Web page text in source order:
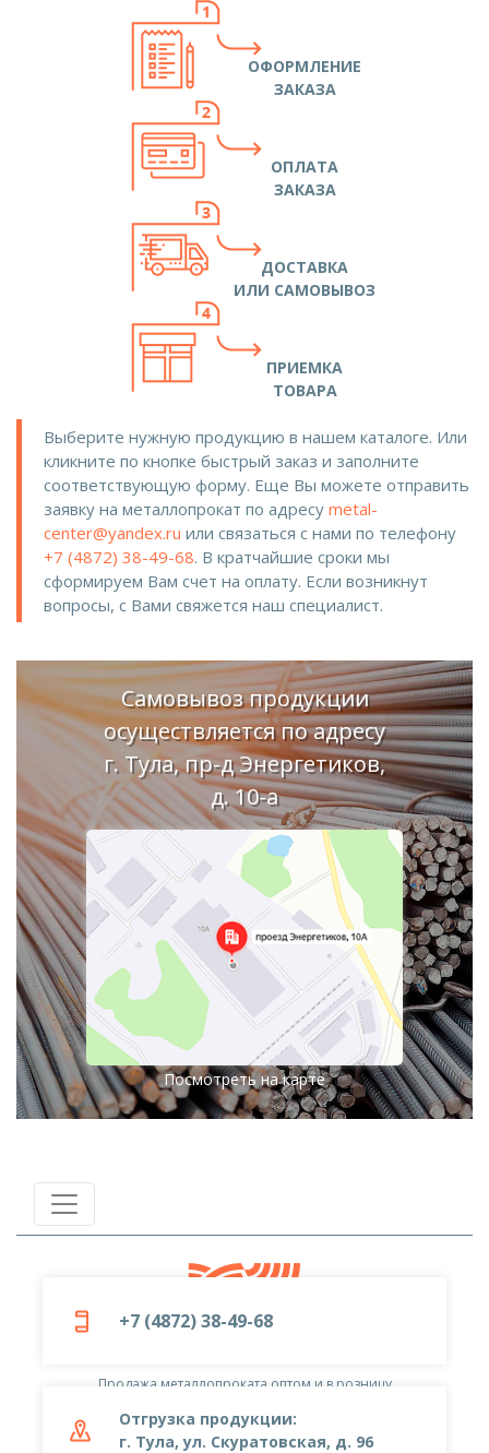
ОФОРМЛЕНИЕ
ЗАКАЗА
ОПЛАТА
ЗАКАЗА
ДОСТАВКА
ИЛИ САМОВЫВОЗ
ПРИЕМКА
ТОВАРА
Выберите нужную продукцию в нашем каталоге. Или
кликните по кнопке быстрый заказ и заполните
соответствующую форму. Еще Вы можете отправить
заявку на металлопрокат по адресу metal-
center@yandex.ru или связаться с нами по телефону
+7 (4872) 38-49-68. В кратчайшие сроки мы
сформируем Вам счет на оплату. Если возникнут
вопросы, с Вами свяжется наш специалист.
Самовывоз продукции
осуществляется по адресу
г. Тула, пр-д Энергетиков,
д. 10-а
Посмотреть на карте
+7 (4872) 38-49-68
Отгрузка продукции:
г. Тула, ул. Скуратовская, д. 96
Продажа металлопроката оптом и в розницу